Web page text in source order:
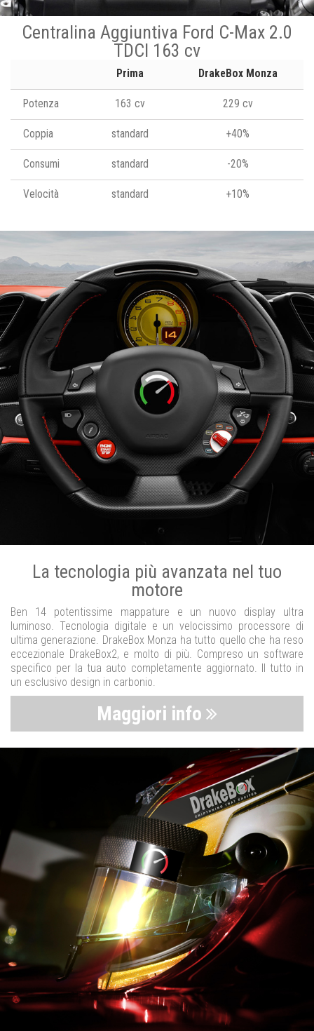
Centralina Aggiuntiva Ford C-Max 2.0
TDCI 163 cv
Prima DrakeBox Monza
Potenza 163 cv 229 cv
Coppia standard +40%
Consumi standard -20%
Velocità standard +10%
La tecnologia più avanzata nel tuo
motore
Ben 14 potentissime mappature e un nuovo display ultra
luminoso. Tecnologia digitale e un velocissimo processore di
ultima generazione. DrakeBox Monza ha tutto quello che ha reso
eccezionale DrakeBox2, e molto di più. Compreso un software
specifico per la tua auto completamente aggiornato. Il tutto in
un esclusivo design in carbonio.
Maggiori info